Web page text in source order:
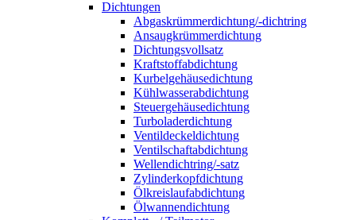
Dichtungen
Abgaskrümmerdichtung/-dichtring
Ansaugkrümmerdichtung
Dichtungsvollsatz
Kraftstoffabdichtung
Kurbelgehäusedichtung
Kühlwasserabdichtung
Steuergehäusedichtung
Turboladerdichtung
Ventildeckeldichtung
Ventilschaftabdichtung
Wellendichtring/-satz
Zylinderkopfdichtung
Ölkreislaufabdichtung
Ölwannendichtung